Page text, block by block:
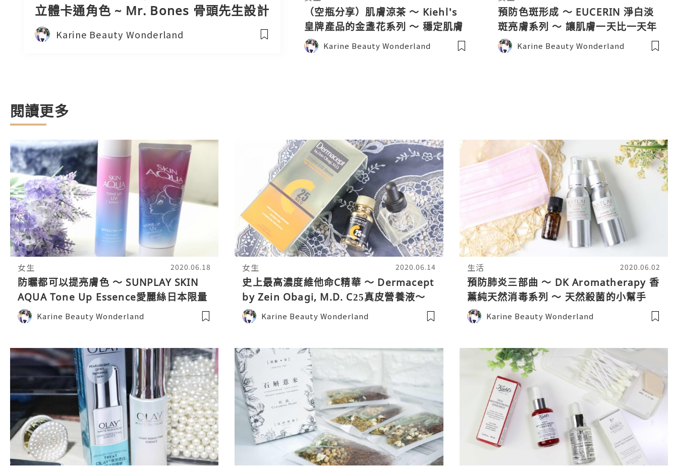
立體卡通角色 ~ Mr. Bones 骨頭先生設計
的聖誕皇牌產品
Karine Beauty Wonderland
（空瓶分享）肌膚涼茶 ～ Kiehl's
皇牌產品的金盞花系列 ～ 穩定肌膚
的好幫手Karine Beauty Wonderland
預防色斑形成 ～ EUCERIN 淨白淡
斑亮膚系列 ～ 讓肌膚一天比一天年
輕白淨Karine Beauty Wonderland
閱讀更多
女生 2020.06.18
防曬都可以提亮膚色 ～ SUNPLAY SKIN
AQUA Tone Up Essence愛麗絲日本限量
版 ～ 毋須卸妝的防曬產品
Karine Beauty Wonderland
女生 2020.06.14
史上最高濃度維他命C精華 ～ Dermacept
by Zein Obagi, M.D. C25真皮營養液～
踢走毛孔、表情紋，讓肌膚健康透亮
Karine Beauty Wonderland
生活 2020.06.02
預防肺炎三部曲 ～ DK Aromatherapy 香
薰純天然消毒系列 ～ 天然殺菌的小幫手
Karine Beauty Wonderland